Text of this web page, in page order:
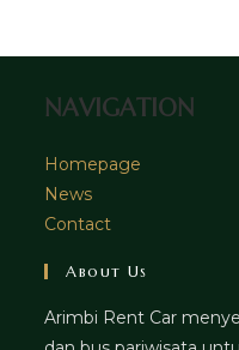
NAVIGATION
Homepage
News
Contact
About Us
Arimbi Rent Car